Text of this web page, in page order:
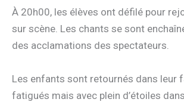
À 20h00, les élèves ont défilé pour
sur scène. Les chants se sont
des acclamations des spectateurs.
Les enfants sont retournés dans leur
fatigués mais avec plein d’étoiles